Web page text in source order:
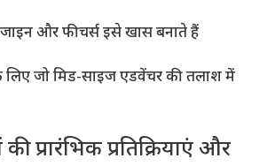
और फीचर्स इसे खास बनाते हैं
जो मिड-साइज एडवेंचर की तलाश में
प्रारंभिक प्रतिक्रियाएं और